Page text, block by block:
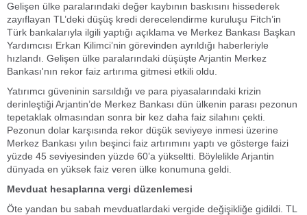
Gelişen ülke paralarındaki değer kaybının baskısını hissederek
zayıflayan TL’deki düşüş kredi derecelendirme kuruluşu Fitch’in
Türk bankalarıyla ilgili yaptığı açıklama ve Merkez Bankası Başkan
Yardımcısı Erkan Kilimci’nin görevinden ayrıldığı haberleriyle
hızlandı. Gelişen ülke paralarındaki düşüşte Arjantin Merkez
Bankası'nın rekor faiz artırıma gitmesi etkili oldu.
Yatırımcı güveninin sarsıldığı ve para piyasalarındaki krizin
derinleştiği Arjantin’de Merkez Bankası dün ülkenin parası pezonun
tepetaklak olmasından sonra bir kez daha faiz silahını çekti.
Pezonun dolar karşısında rekor düşük seviyeye inmesi üzerine
Merkez Bankası yılın beşinci faiz artırımını yaptı ve gösterge faizi
yüzde 45 seviyesinden yüzde 60’a yükseltti. Böylelikle Arjantin
dünyada en yüksek faiz veren ülke konumuna geldi.
Mevduat hesaplarına vergi düzenlemesi
Öte yandan bu sabah mevduatlardaki vergide değişikliğe gidildi. TL